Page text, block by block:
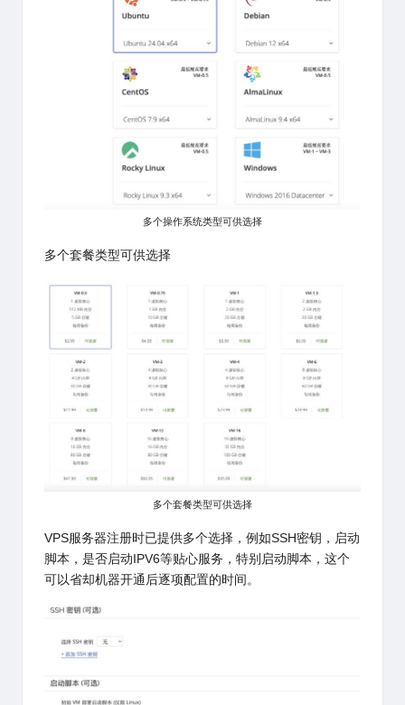
多个操作系统类型可供选择
多个套餐类型可供选择
多个套餐类型可供选择
VPS服务器注册时已提供多个选择，例如SSH密钥，启动
脚本，是否启动IPV6等贴心服务，特别启动脚本，这个
可以省却机器开通后逐项配置的时间。